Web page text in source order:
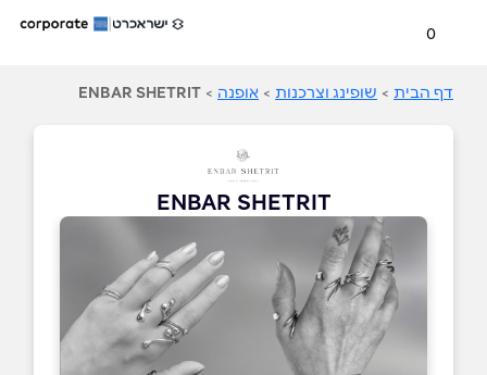
0
דף הבית > שופינג וצרכנות > אופנה >
ENBAR SHETRIT
ENBAR SHETRIT